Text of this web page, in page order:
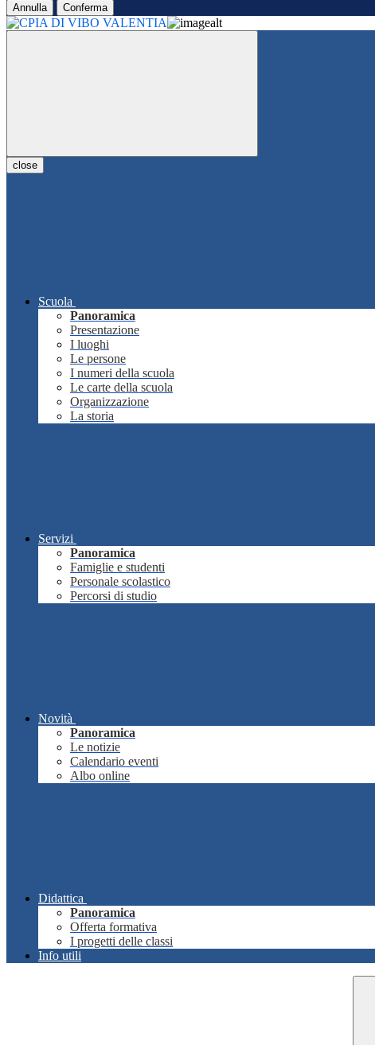
Annulla Conferma
close
Scuola
Panoramica
Presentazione
I luoghi
Le persone
I numeri della scuola
Le carte della scuola
Organizzazione
La storia
Servizi
Panoramica
Famiglie e studenti
Personale scolastico
Percorsi di studio
Novità
Panoramica
Le notizie
Calendario eventi
Albo online
Didattica
Panoramica
Offerta formativa
I progetti delle classi
Info utili